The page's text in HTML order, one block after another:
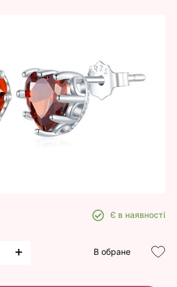
Є в наявності
В обране